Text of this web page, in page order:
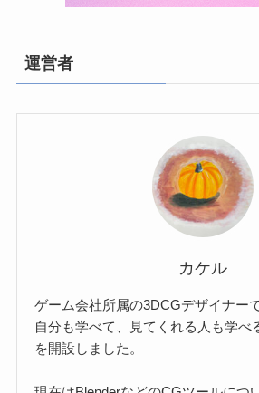
運営者
カケル
ゲーム会社所属の3DCGデザイナーで
自分も学べて、見てくれる人も学べ
を開設しました。